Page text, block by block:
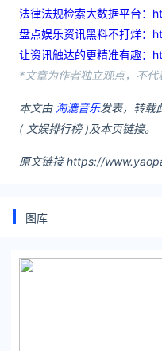
法律法规检索大数据平台
盘点娱乐资讯黑料不打烊
让资讯触达的更精准有趣
*文章为作者独立观点，不
本文由 淘漉音乐发表，转载
( 文娱排行榜 )及本页链接。
原文链接 https://
图库